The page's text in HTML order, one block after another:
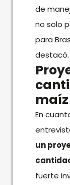
de
no solo
para
destacó.
maíz
En
un
fuerte